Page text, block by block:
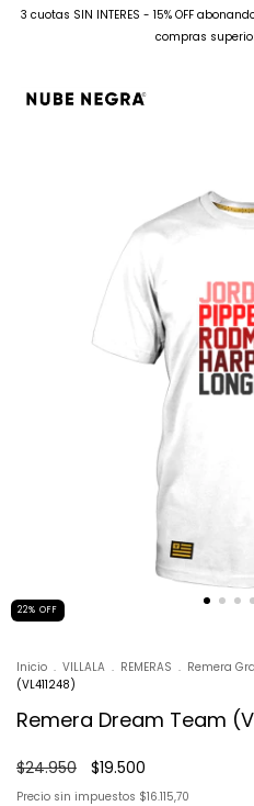
3 cuotas SIN INTERES - 15% OFF
compras
22% OFF
Inicio . VILLALA . REMERAS . Remera
(VL411248)
Remera Dream Team
$24.950 $19.500
Precio sin impuestos $16.115,70